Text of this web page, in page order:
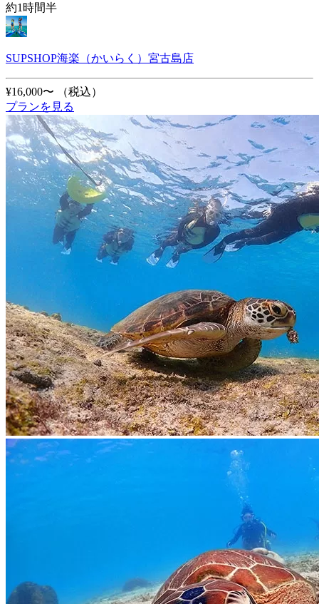
約1時間半
SUPSHOP海楽（かいらく）宮古島店
¥16,000〜
（税込）
プランを見る